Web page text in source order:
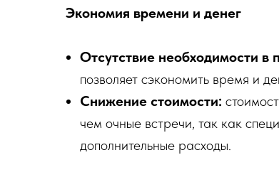
Экономия времени и денег
Отсутствие необходимости в
позволяет сэкономить время и
Снижение стоимости:
чем очные встречи, так как
дополнительные расходы.